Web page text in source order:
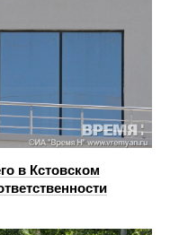
в Кстовском